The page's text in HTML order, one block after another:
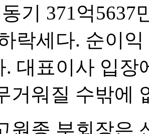
기 371억5637
락세다. 순이
. 대표이사 입장
거워질 수밖에
원종 부회장은